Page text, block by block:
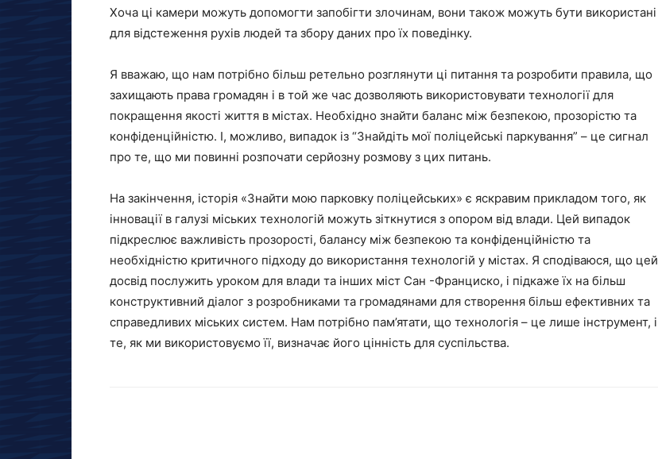
Хоча ці камери можуть допомогти запобігти злочинам, вони також можуть бути використані
для відстеження рухів людей та збору даних про їх поведінку.
Я вважаю, що нам потрібно більш ретельно розглянути ці питання та розробити правила, що
захищають права громадян і в той же час дозволяють використовувати технології для
покращення якості життя в містах. Необхідно знайти баланс між безпекою, прозорістю та
конфіденційністю. І, можливо, випадок із “Знайдіть мої поліцейські паркування” – це сигнал
про те, що ми повинні розпочати серйозну розмову з цих питань.
На закінчення, історія «Знайти мою парковку поліцейських» є яскравим прикладом того, як
інновації в галузі міських технологій можуть зіткнутися з опором від влади. Цей випадок
підкреслює важливість прозорості, балансу між безпекою та конфіденційністю та
необхідністю критичного підходу до використання технологій у містах. Я сподіваюся, що цей
досвід послужить уроком для влади та інших міст Сан -Франциско, і підкаже їх на більш
конструктивний діалог з розробниками та громадянами для створення більш ефективних та
справедливих міських систем. Нам потрібно пам’ятати, що технологія – це лише інструмент, і
те, як ми використовуємо її, визначає його цінність для суспільства.